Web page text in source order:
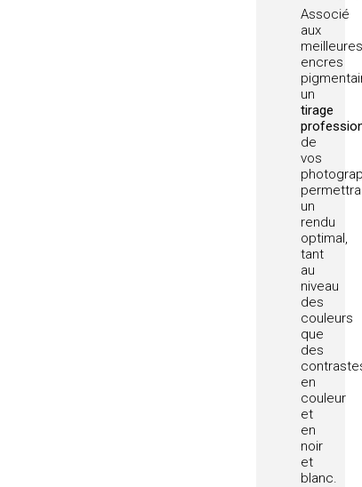
Associé
aux
meilleures
encres
un
tirage
de
vos
permettra
un
rendu
optimal,
tant
au
niveau
des
couleurs
que
des
en
couleur
et
en
noir
et
blanc.